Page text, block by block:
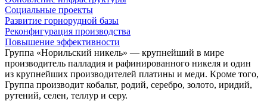
Социальные проекты
Развитие горнорудной базы
Реконфигурация производства
Повышение эффективности
Группа «Норильский никель» — крупнейший в мире
производитель палладия и рафинированного никеля и один
из крупнейших производителей платины и меди. Кроме того,
Группа производит кобальт, родий, серебро, золото, иридий,
рутений, селен, теллур и серу.